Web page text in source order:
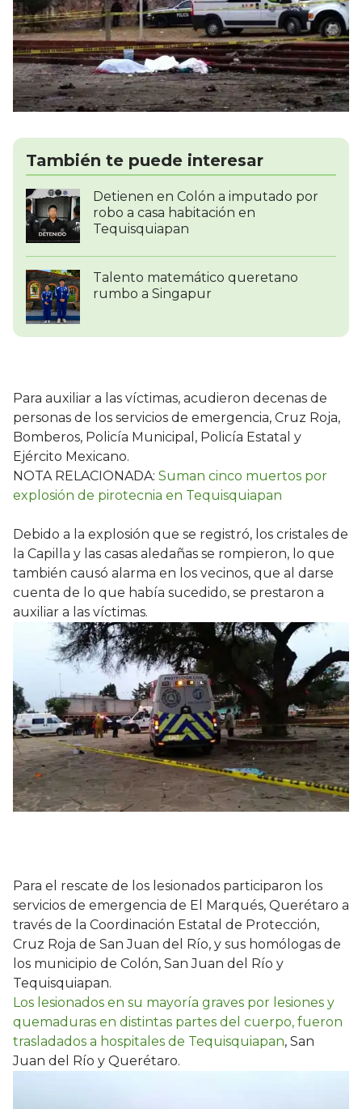
También te puede interesar
Detienen en Colón a imputado por
robo a casa habitación en
Tequisquiapan
Talento matemático queretano
rumbo a Singapur
Para auxiliar a las víctimas, acudieron decenas de
personas de los servicios de emergencia, Cruz Roja,
Bomberos, Policía Municipal, Policía Estatal y
Ejército Mexicano.
NOTA RELACIONADA: Suman cinco muertos por
explosión de pirotecnia en Tequisquiapan
Debido a la explosión que se registró, los cristales de
la Capilla y las casas aledañas se rompieron, lo que
también causó alarma en los vecinos, que al darse
cuenta de lo que había sucedido, se prestaron a
auxiliar a las víctimas.
Para el rescate de los lesionados participaron los
servicios de emergencia de El Marqués, Querétaro a
través de la Coordinación Estatal de Protección,
Cruz Roja de San Juan del Río, y sus homólogas de
los municipio de Colón, San Juan del Río y
Tequisquiapan.
Los lesionados en su mayoría graves por lesiones y
quemaduras en distintas partes del cuerpo, fueron
trasladados a hospitales de Tequisquiapan, San
Juan del Río y Querétaro.